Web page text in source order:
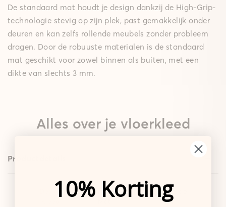
De standaard mat houdt je design dankzij de High-Grip-
technologie stevig op zijn plek, past gemakkelijk onder
deuren en kan zelfs rollende meubels zonder probleem
dragen. Door de robuuste materialen is de standaard
mat geschikt voor zowel binnen als buiten, met een
dikte van slechts 3 mm.
Alles over je vloerkleed
Productdetails
Standaard
Gepolsterde
Mat
10% Korting